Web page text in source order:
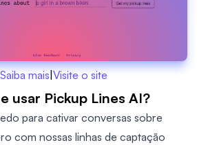
Saiba mais|Visite o site
usar Pickup Lines AI?
para cativar conversas sobre
com nossas linhas de captação